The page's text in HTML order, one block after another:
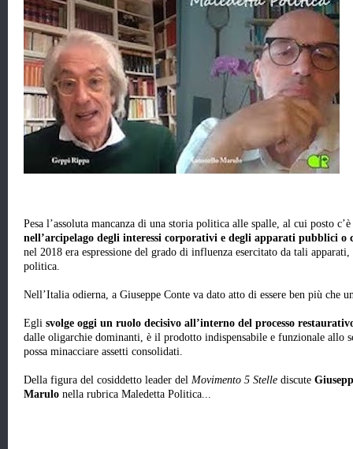
Pesa l’assoluta mancanza di una storia politica alle spalle, al cui posto
nell’arcipelago degli interessi corporativi e degli apparati pubblici o
nel 2018 era espressione del grado di influenza esercitato da tali
politica.
Nell’Italia odierna, a Giuseppe Conte va dato atto di essere ben più che
Egli svolge oggi un ruolo decisivo all’interno del processo
dalle oligarchie dominanti, è il prodotto indispensabile e funzionale allo
possa minacciare assetti consolidati.
Della figura del cosiddetto leader del Movimento 5 Stelle discute
Marulo nella rubrica Maledetta Politica...